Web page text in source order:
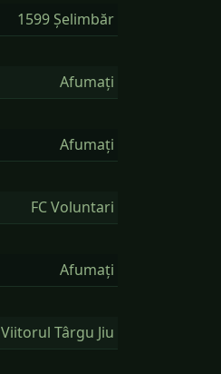
1599 Șelimbăr
Afumați
Afumați
FC Voluntari
Afumați
Viitorul Târgu Jiu